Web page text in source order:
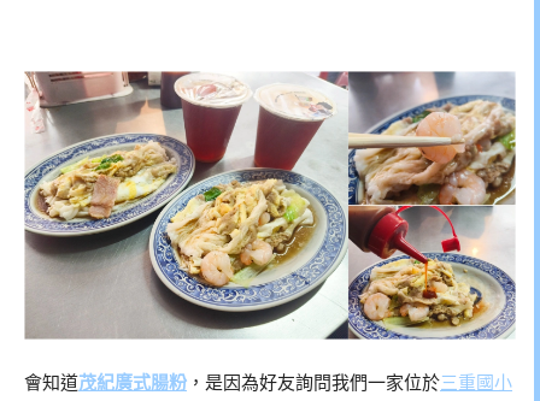
會知道茂紀廣式腸粉 ，是因為好友詢問我們一家位於三重國小